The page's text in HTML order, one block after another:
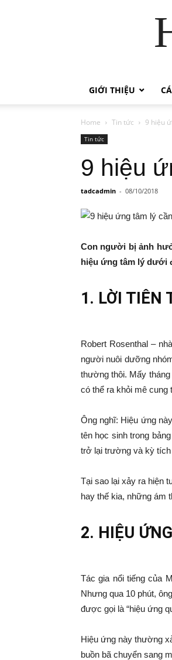
GIỚI THIỆU
Home Tin tức 9 hiệu
Tin tức
9 hiệu
tadcadmin - 08/10/2018
Con người bị ảnh
hiệu ứng tâm lý dưới
1. LỜI TIÊN
Robert Rosenthal –
người nuôi dưỡng
thường thôi. Mấy
có thể ra khỏi mê
Ông nghĩ: Hiệu ứng
tên học sinh trong
trở lại trường và kỳ
Tại sao lại xảy ra hiện
hay thế kia, những ám
2. HIỆU
Tác gia nổi tiếng của
Nhưng qua 10 phút,
được gọi là “hiệu ứng
Hiệu ứng này thường
buồn bã chuyển sang